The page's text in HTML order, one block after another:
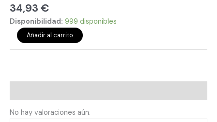
34,93 €
Disponibilidad: 999 disponibles
Añadir al carrito
No hay valoraciones aún.